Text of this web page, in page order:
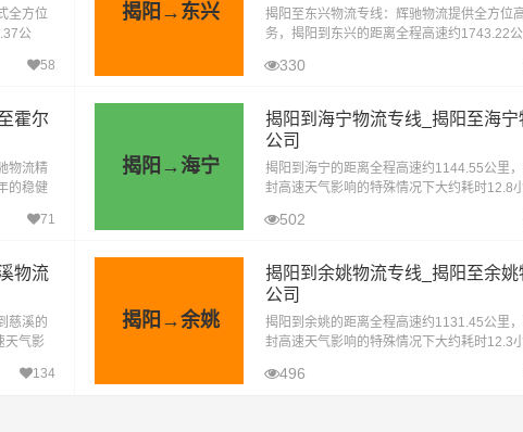
全方位
公
58
揭阳→东兴
揭阳至东兴物流专线：辉驰物流提供全方位
务，揭阳到东兴的距离全程高速约1743.22公
时到达目的地。揭阳到东兴物流专线，作
330
霍尔
物流精
的稳健
71
揭阳→海宁
揭阳到海宁物流专线_揭阳至海宁
公司
揭阳到海宁的距离全程高速约1144.55公里
封高速天气影响的特殊情况下大约耗时12.8
限公司旗下的精品专线，是专为满足日
502
物流
慈溪的
天气影
134
揭阳→余姚
揭阳到余姚物流专线_揭阳至余姚
公司
揭阳到余姚的距离全程高速约1131.45公里
封高速天气影响的特殊情况下大约耗时12.3
姚物流专线，是一条高效、便捷的物
496